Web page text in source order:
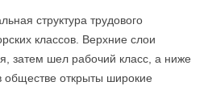
структура трудового
классов. Верхние слои
затем шел рабочий класс, а ниже
обществе открыты широкие